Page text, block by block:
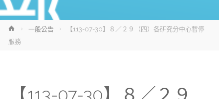
Home一般公告
【113-07-30】８／２９（四）各研究分中心暫停
服務
【113-07-30】８／２９